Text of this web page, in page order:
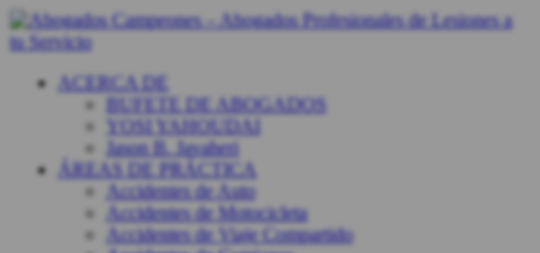
ACERCA DE
BUFETE DE ABOGADOS
YOSI YAHOUDAI
Jason B. Javaheri
ÁREAS DE PRÁCTICA
Accidentes de Auto
Accidentes de Motocicleta
Accidentes de Viaje Compartido